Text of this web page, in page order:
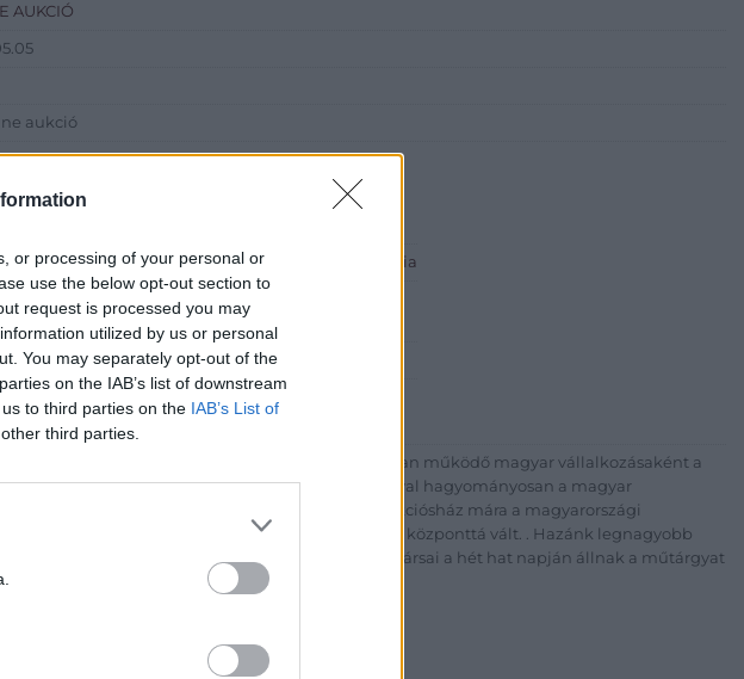
or processing of your personal or
use the below opt-out section to
request is processed you may
utilized by us or personal
You may separately opt-out of the
on the IAB’s list of downstream
to third parties on the IAB’s List of
third parties.
AUKCIÓ
aukció
Eladó: BÁV ART Aukciósház és Galéria
Cím: BÁV ZRt.
1027 Budapest, Csalogány u. 23-33.
Telefon: (06 1) 331 0513
legnagyobb múltú, 240 esztendeje jogfolytonosan működő magyar vállalkozásaként a
szakmai tekintélyével és megbízhatóságával hagyományosan a magyar
szereplője. A 2007-ben megújult BÁV Aukciósház mára a magyarországi
legfontosabb színterévé, kereskedelmi és árverési központtá vált. . Hazánk legnagyobb
rendelkező BÁV ZRt. felkészült munkatársai a hét hat napján állnak a műtárgyat
rendelkezésére.